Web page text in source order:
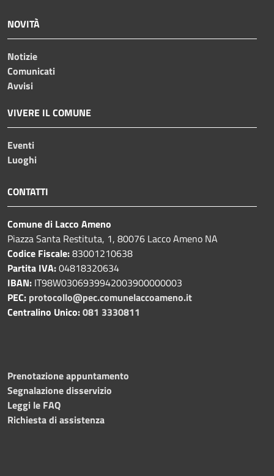
NOVITÀ
Notizie
Comunicati
Avvisi
VIVERE IL COMUNE
Eventi
Luoghi
CONTATTI
Comune di Lacco Ameno
Piazza Santa Restituta, 1, 80076 Lacco Ameno NA
Codice Fiscale:83001210638
Partita IVA:04818320634
IBAN: IT98W0306939942003900000003
PEC: protocollo@pec.comunelaccoameno.it
Centralino Unico:081 3330811
Prenotazione appuntamento
Segnalazione disservizio
Leggi le FAQ
Richiesta di assistenza